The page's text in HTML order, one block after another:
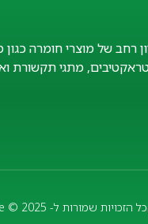
רחב של מוצרי חומרה
מתגי תקשורת
כל הזכויות שמורות ל- IPT Mobile © 2025